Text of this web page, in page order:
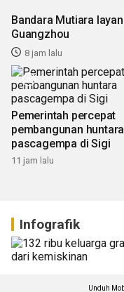
Bandara Mutiara
Guangzhou
8 jam lalu
Pemerintah percepat
pembangunan huntara
pascagempa di Sigi
11 jam lalu
Infografik
Unduh